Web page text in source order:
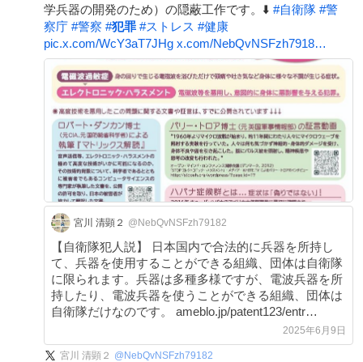
学兵器の開発のため）の隠蔽工作です。⬇️ #自衛隊 #警
察庁 #警察 #犯罪 #ストレス #健康
pic.x.com/WcY3aT7JHg x.com/NebQvNSFzh7918…
宮川 清顕２ @NebQvNSFzh79182
【自衛隊犯人説】 日本国内で合法的に兵器を所持し
て、兵器を使用することができる組織、団体は自衛隊
に限られます。兵器は多種多様ですが、電波兵器を所
持したり、電波兵器を使うことができる組織、団体は
自衛隊だけなのです。 ameblo.jp/patent123/entr…
2025年6月9日
宮川 清顕２ @ NebQvNSFzh79182